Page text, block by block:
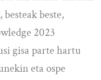
beste,
2023
gisa parte hartu
eta ospe